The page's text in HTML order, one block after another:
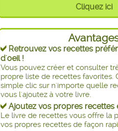
Cliquez ici
Retrouvez vos recettes
d'oeil !
Vous pouvez créer et consulter
propre liste de recettes favorites.
simple clic sur n'importe quelle
vous l'ajoutez à votre livre.
Ajoutez vos propres recettes
Le livre de recettes vous offre la
vos propres recettes de façon